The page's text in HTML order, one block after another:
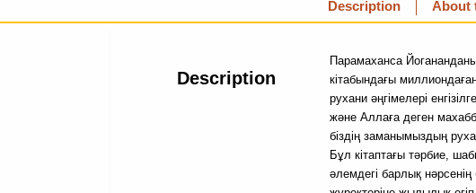
Description About
Description
Парамаханса
кітабындағы
рухани әңгімелері
және Аллаға деген
біздің заманымыздың
Бұл кітаптағы тәрбие,
әлемдегі барлық